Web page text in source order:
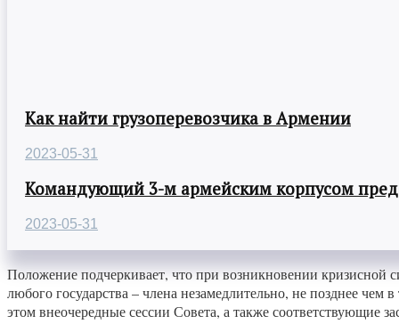
Как найти грузоперевозчика в Армении
2023-05-31
Командующий 3-м армейским корпусом
2023-05-31
Положение подчеркивает, что при возникновении
любого государства – члена незамедлительно, не позднее
этом внеочередные сессии Совета, а также